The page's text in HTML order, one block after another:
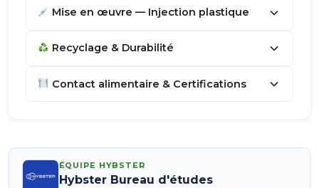
Mise en œuvre — Injection plastique
Recyclage & Durabilité
Contact alimentaire & Certifications
ÉQUIPE HYBSTER
Hybster Bureau d'études